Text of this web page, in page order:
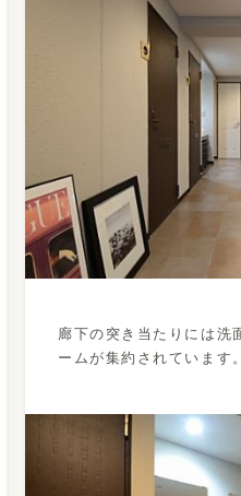
廊下の突き当たりには洗
ームが集約されています。